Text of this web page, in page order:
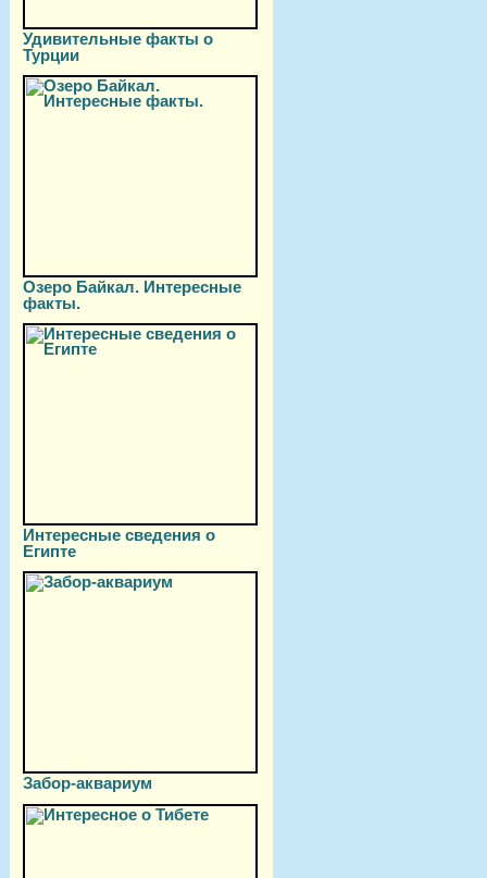
Удивительные факты о
Турции
Озеро Байкал. Интересные
факты.
Интересные сведения о
Египте
Забор-аквариум